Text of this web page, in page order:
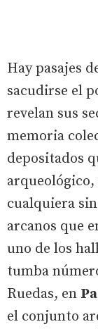
Hay pasajes
sacudirse el
revelan sus
memoria
depositados
arqueológico,
cualquiera
arcanos que
uno de los
tumba
Ruedas, en
el conjunto